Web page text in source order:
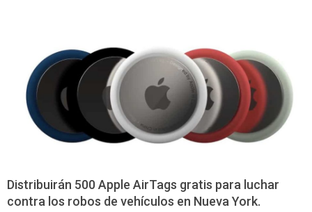
Distribuirán 500 Apple AirTags gratis para luchar
contra los robos de vehículos en Nueva York.